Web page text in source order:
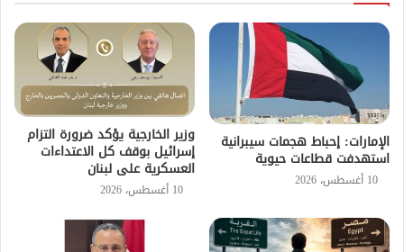
الإمارات: إحباط هجمات سيبرانية
استهدفت قطاعات حيوية
10 أغسطس، 2026
وزير الخارجية يؤكد ضرورة التزام
إسرائيل بوقف كل الاعتداءات
العسكرية على لبنان
10 أغسطس، 2026